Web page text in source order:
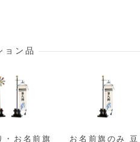
ョン品
・お名前旗 お名前旗のみ 豆